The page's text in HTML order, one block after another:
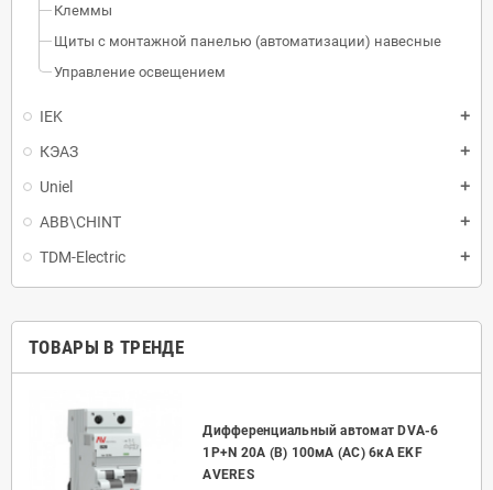
Клеммы
Щиты с монтажной панелью (автоматизации) навесные
Управление освещением
IEK
КЭАЗ
Uniel
ABB\CHINT
TDM-Electric
ТОВАРЫ В ТРЕНДЕ
Дифференциальный автомат DVA-6
1P+N 20А (B) 100мА (AC) 6кА EKF
AVERES